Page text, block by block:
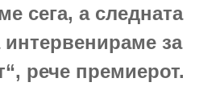
сега, а следната
интервенираме за
рече премиерот.